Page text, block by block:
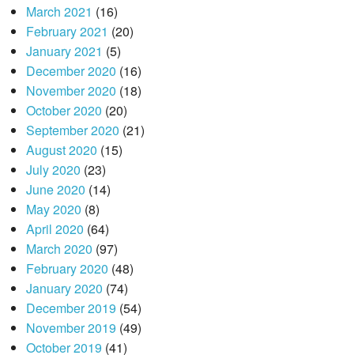
March 2021 (16)
February 2021 (20)
January 2021 (5)
December 2020 (16)
November 2020 (18)
October 2020 (20)
September 2020 (21)
August 2020 (15)
July 2020 (23)
June 2020 (14)
May 2020 (8)
April 2020 (64)
March 2020 (97)
February 2020 (48)
January 2020 (74)
December 2019 (54)
November 2019 (49)
October 2019 (41)